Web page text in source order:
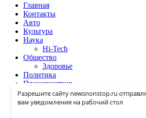
Разрешите сайту newsnonstop.ru
вам уведомления на рабочий стол
Главная
Контакты
Авто
Культура
Наука
Hi-Tech
Общество
Здоровье
Политика
Происшествия
Спорт
Экономика